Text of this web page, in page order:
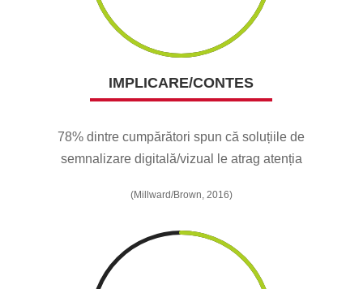
IMPLICARE/CONTES
78% dintre cumpărători spun că soluțiile de
semnalizare digitală/vizual le atrag atenția
(Millward/Brown, 2016)